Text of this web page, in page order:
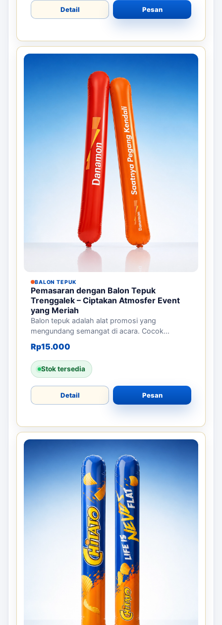
Detail Pesan
BALON TEPUK
Pemasaran dengan Balon Tepuk
Trenggalek – Ciptakan Atmosfer Event
yang Meriah
Balon tepuk adalah alat promosi yang
mengundang semangat di acara. Cocok...
Rp15.000
Stok tersedia
Detail Pesan